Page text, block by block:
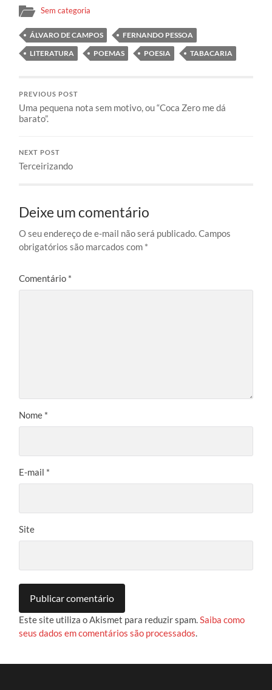
Sem categoria
ÁLVARO DE CAMPOS
FERNANDO PESSOA
LITERATURA
POEMAS POESIA TABACARIA
PREVIOUS POST
Uma pequena nota sem motivo, ou “Coca Zero me dá
barato”.
NEXT POST
Terceirizando
Deixe um comentário
O seu endereço de e-mail não será publicado.Campos
obrigatórios são marcados com *
Comentário *
Nome *
E-mail *
Site
Este site utiliza o Akismet para reduzir spam.Saiba como
seus dados em comentários são processados.